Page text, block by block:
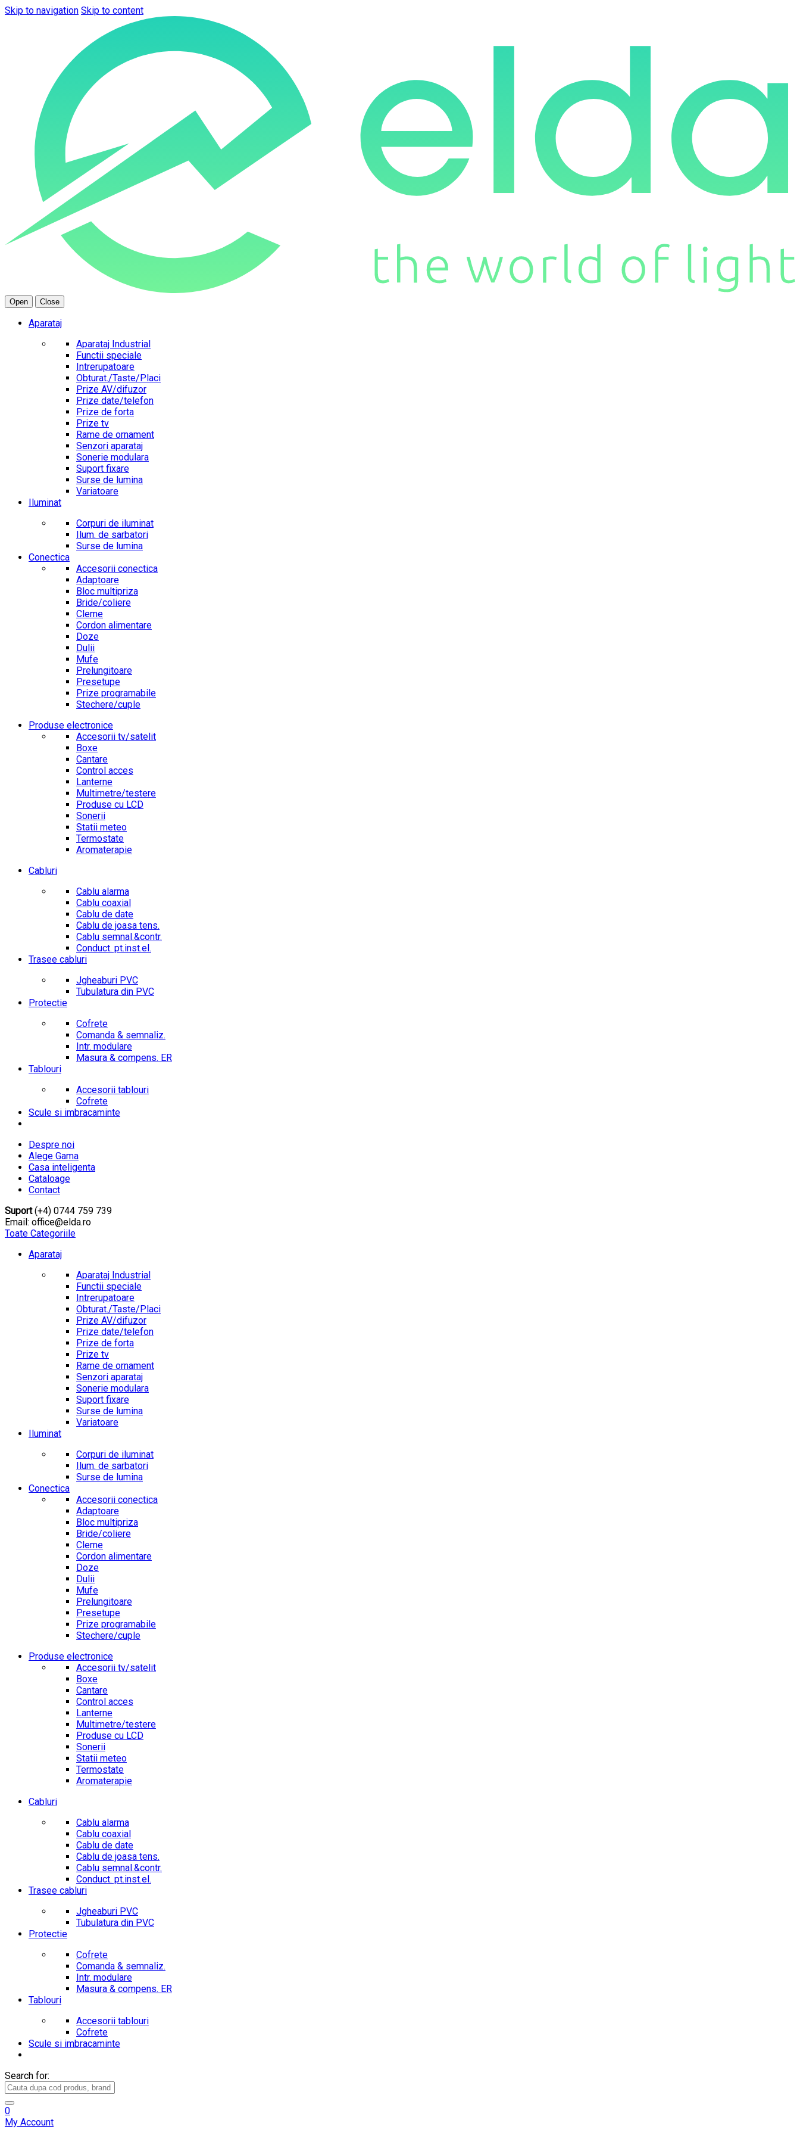
Skip to navigation Skip to content
Open Close
Aparataj
Aparataj Industrial
Functii speciale
Intrerupatoare
Obturat./Taste/Placi
Prize AV/difuzor
Prize date/telefon
Prize de forta
Prize tv
Rame de ornament
Senzori aparataj
Sonerie modulara
Suport fixare
Surse de lumina
Variatoare
Iluminat
Corpuri de iluminat
Ilum. de sarbatori
Surse de lumina
Conectica
Accesorii conectica
Adaptoare
Bloc multipriza
Bride/coliere
Cleme
Cordon alimentare
Doze
Dulii
Mufe
Prelungitoare
Presetupe
Prize programabile
Stechere/cuple
Produse electronice
Accesorii tv/satelit
Boxe
Cantare
Control acces
Lanterne
Multimetre/testere
Produse cu LCD
Sonerii
Statii meteo
Termostate
Aromaterapie
Cabluri
Cablu alarma
Cablu coaxial
Cablu de date
Cablu de joasa tens.
Cablu semnal.&contr.
Conduct. pt.inst.el.
Trasee cabluri
Jgheaburi PVC
Tubulatura din PVC
Protectie
Cofrete
Comanda & semnaliz.
Intr. modulare
Masura & compens. ER
Tablouri
Accesorii tablouri
Cofrete
Scule si imbracaminte
Despre noi
Alege Gama
Casa inteligenta
Cataloage
Contact
Suport(+4) 0744 759 739
Email: office@elda.ro
Toate Categoriile
Aparataj
Aparataj Industrial
Functii speciale
Intrerupatoare
Obturat./Taste/Placi
Prize AV/difuzor
Prize date/telefon
Prize de forta
Prize tv
Rame de ornament
Senzori aparataj
Sonerie modulara
Suport fixare
Surse de lumina
Variatoare
Iluminat
Corpuri de iluminat
Ilum. de sarbatori
Surse de lumina
Conectica
Accesorii conectica
Adaptoare
Bloc multipriza
Bride/coliere
Cleme
Cordon alimentare
Doze
Dulii
Mufe
Prelungitoare
Presetupe
Prize programabile
Stechere/cuple
Produse electronice
Accesorii tv/satelit
Boxe
Cantare
Control acces
Lanterne
Multimetre/testere
Produse cu LCD
Sonerii
Statii meteo
Termostate
Aromaterapie
Cabluri
Cablu alarma
Cablu coaxial
Cablu de date
Cablu de joasa tens.
Cablu semnal.&contr.
Conduct. pt.inst.el.
Trasee cabluri
Jgheaburi PVC
Tubulatura din PVC
Protectie
Cofrete
Comanda & semnaliz.
Intr. modulare
Masura & compens. ER
Tablouri
Accesorii tablouri
Cofrete
Scule si imbracaminte
Search for:
0
My Account